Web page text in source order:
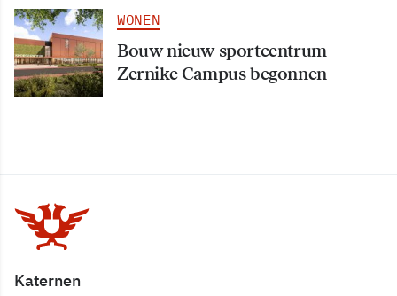
WONEN
Bouw nieuw sportcentrum
Zernike Campus begonnen
Katernen